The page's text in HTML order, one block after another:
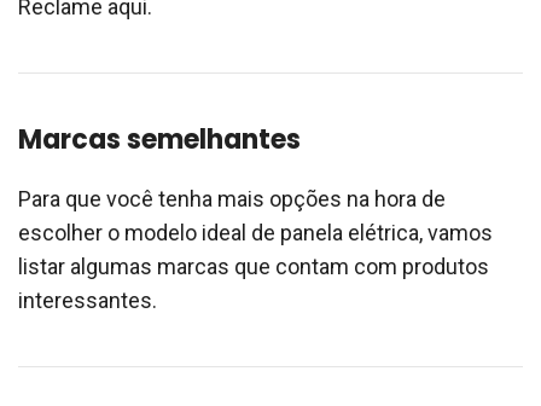
Reclame aqui.
Marcas semelhantes
Para que você tenha mais opções na hora de
escolher o modelo ideal de panela elétrica, vamos
listar algumas marcas que contam com produtos
interessantes.